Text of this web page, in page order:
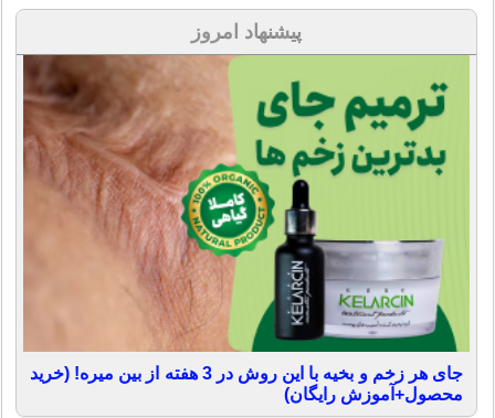
پیشنهاد امروز
جای هر زخم و بخیه با این روش در 3 هفته از بین میره! (خرید
محصول+آموزش رایگان)